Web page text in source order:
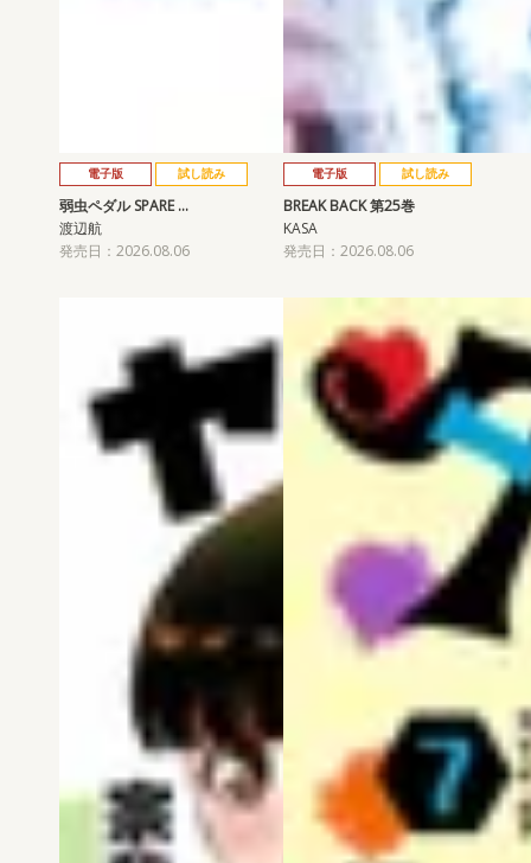
電子版 試し読み
弱虫ペダル SPARE …
渡辺航
発売日：2026.08.06
電子版 試し読み
BREAK BACK 第25巻
KASA
発売日：2026.08.06